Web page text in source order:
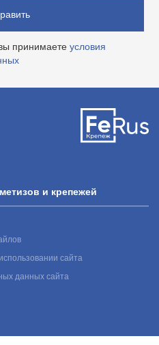
принимаете условия
и крепежей
сайта
данных сайта